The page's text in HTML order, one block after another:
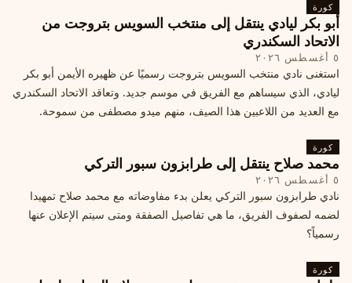
كورة
أبو بكر ليادي ينتقل إلى منتخب السويس بتروجت من
الاتحاد السكندري
٥ أغسطس ٢٠٢٦
استغنى نادي منتخب السويس بتروجت رسميًا عن ظهيره الأيمن أبو بكر
ليادي، الذي سيساهم مع الفريق في موسم جديد. وتعاقد الاتحاد السكندري
مع العديد من اللاعبين هذا الصيف، منهم ميدو مصطفى من سموحة.
كورة
محمد صلاح ينتقل إلى طرابزون سبور التركي
٥ أغسطس ٢٠٢٦
نادي طرابزون سبور التركي يعلن بدء مفاوضاته مع محمد صلاح تمهيدا
لضمه لصفوف الفريق، ما هي تفاصيل الصفقة ومتى سيتم الإعلان عنها
رسمياً؟
كورة